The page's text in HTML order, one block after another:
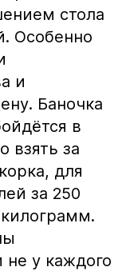
стола
Особенно
и
Баночка
в
взять за
для
за 250
у каждого